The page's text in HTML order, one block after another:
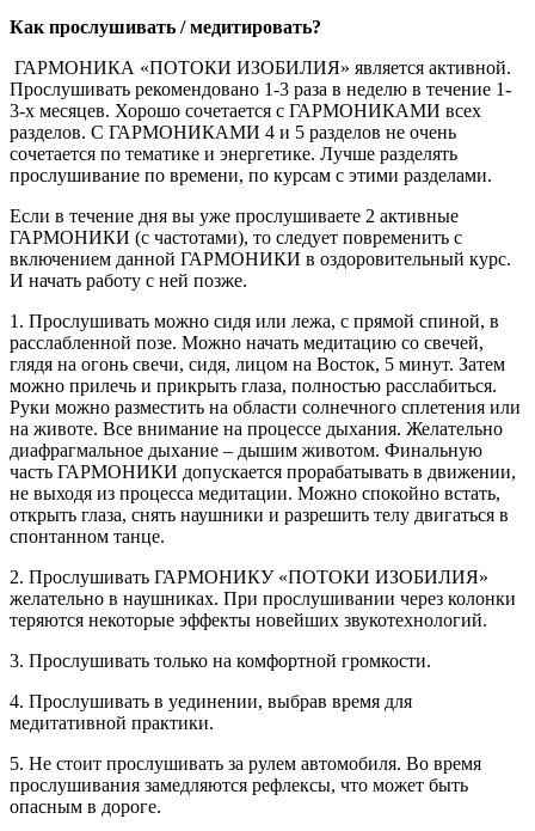
Как прослушивать / медитировать?
ГАРМОНИКА «ПОТОКИ ИЗОБИЛИЯ» является активной.
Прослушивать рекомендовано 1-3 раза в неделю в течение 1-
3-х месяцев. Хорошо сочетается с ГАРМОНИКАМИ всех
разделов. С ГАРМОНИКАМИ 4 и 5 разделов не очень
сочетается по тематике и энергетике. Лучше разделять
прослушивание по времени, по курсам с этими разделами.
Если в течение дня вы уже прослушиваете 2 активные
ГАРМОНИКИ (с частотами), то следует повременить с
включением данной ГАРМОНИКИ в оздоровительный курс.
И начать работу с ней позже.
1. Прослушивать можно сидя или лежа, с прямой спиной, в
расслабленной позе. Можно начать медитацию со свечей,
глядя на огонь свечи, сидя, лицом на Восток, 5 минут. Затем
можно прилечь и прикрыть глаза, полностью расслабиться.
Руки можно разместить на области солнечного сплетения или
на животе. Все внимание на процессе дыхания. Желательно
диафрагмальное дыхание – дышим животом. Финальную
часть ГАРМОНИКИ допускается прорабатывать в движении,
не выходя из процесса медитации. Можно спокойно встать,
открыть глаза, снять наушники и разрешить телу двигаться в
спонтанном танце.
2. Прослушивать ГАРМОНИКУ «ПОТОКИ ИЗОБИЛИЯ»
желательно в наушниках. При прослушивании через колонки
теряются некоторые эффекты новейших звукотехнологий.
3. Прослушивать только на комфортной громкости.
4. Прослушивать в уединении, выбрав время для
медитативной практики.
5. Не стоит прослушивать за рулем автомобиля. Во время
прослушивания замедляются рефлексы, что может быть
опасным в дороге.